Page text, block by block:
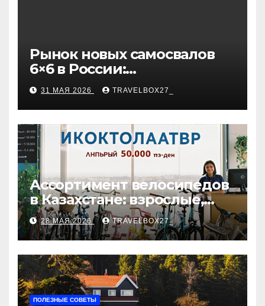
Рынок новых самосвалов
6×6 в России:
характеристики и цены
31 МАЯ 2026 TRAVELBOX27_
Ассортимент велосипедов
в Казахстане: взрослые,
детские и городские
модели, ценовые
категории и варианты
рассрочки
28 МАЯ 2026 TRAVELBOX27_
ПОЛЕЗНЫЕ СОВЕТЫ